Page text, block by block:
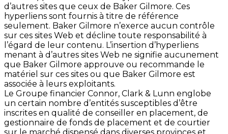
d’autres sites que ceux de Baker Gilmore. Ces
hyperliens sont fournis à titre de référence
seulement. Baker Gilmore n’exerce aucun contrôle
sur ces sites Web et décline toute responsabilité à
l’égard de leur contenu. L’insertion d’hyperliens
menant à d’autres sites Web ne signifie aucunement
que Baker Gilmore approuve ou recommande le
matériel sur ces sites ou que Baker Gilmore est
associée à leurs exploitants.
Le Groupe financier Connor, Clark & Lunn englobe
un certain nombre d’entités susceptibles d’être
inscrites en qualité de conseiller en placement, de
gestionnaire de fonds de placement et de courtier